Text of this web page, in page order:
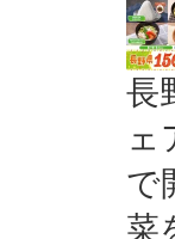
長
ェ
で
菜